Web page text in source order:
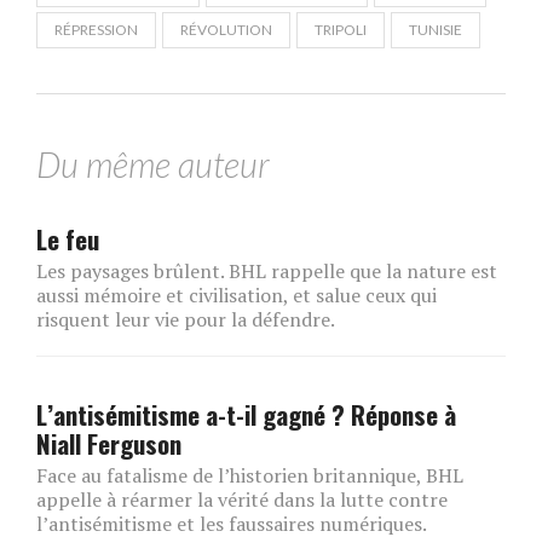
RÉPRESSION RÉVOLUTION TRIPOLI TUNISIE
Du même auteur
Le feu
Les paysages brûlent. BHL rappelle que la nature est
aussi mémoire et civilisation, et salue ceux qui
risquent leur vie pour la défendre.
L’antisémitisme a-t-il gagné ? Réponse à
Niall Ferguson
Face au fatalisme de l’historien britannique, BHL
appelle à réarmer la vérité dans la lutte contre
l’antisémitisme et les faussaires numériques.